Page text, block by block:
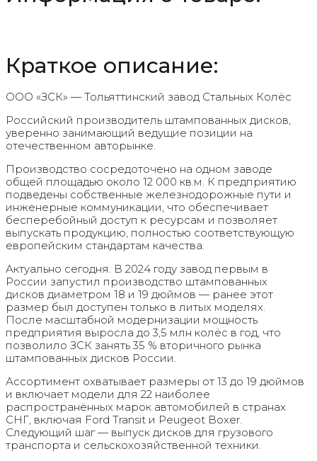
Краткое описание:
ООО «ЗСК» — Тольяттинский завод Стальных Колёс
Российский производитель штампованных дисков,
уверенно занимающий ведущие позиции на
отечественном авторынке.
Производство сосредоточено на одном заводе
общей площадью около 12 000 кв.м. К предприятию
подведены собственные железнодорожные пути и
инженерные коммуникации, что обеспечивает
бесперебойный доступ к ресурсам и позволяет
выпускать продукцию, полностью соответствующую
европейским стандартам качества.
Актуально сегодня. В 2024 году завод первым в
России запустил производство штампованных
дисков диаметром 18 и 19 дюймов — ранее этот
размер был доступен только в литых моделях.
После масштабной модернизации мощность
предприятия выросла до 3,5 млн колёс в год, что
позволило ЗСК занять 35 % вторичного рынка
штампованных дисков России.
Ассортимент охватывает размеры от 13 до 19 дюймов
и включает модели для 22 наиболее
распространённых марок автомобилей в странах
СНГ, включая Ford Transit и Peugeot Boxer.
Следующий шаг — выпуск дисков для грузового
транспорта и сельскохозяйственной техники.